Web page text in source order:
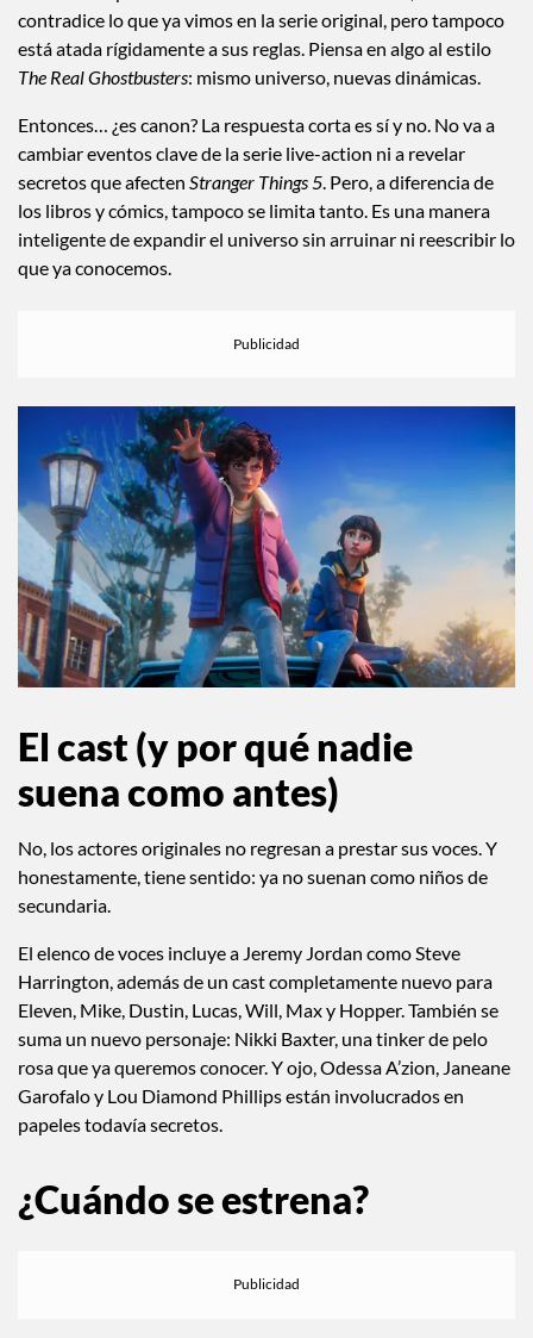
contradice lo que ya vimos en la serie original, pero tampoco
está atada rígidamente a sus reglas. Piensa en algo al estilo
The Real Ghostbusters: mismo universo, nuevas dinámicas.
Entonces… ¿es canon? La respuesta corta es sí y no. No va a
cambiar eventos clave de la serie live-action ni a revelar
secretos que afecten Stranger Things 5. Pero, a diferencia de
los libros y cómics, tampoco se limita tanto. Es una manera
inteligente de expandir el universo sin arruinar ni reescribir lo
que ya conocemos.
El cast (y por qué nadie
suena como antes)
No, los actores originales no regresan a prestar sus voces. Y
honestamente, tiene sentido: ya no suenan como niños de
secundaria.
El elenco de voces incluye a Jeremy Jordan como Steve
Harrington, además de un cast completamente nuevo para
Eleven, Mike, Dustin, Lucas, Will, Max y Hopper. También se
suma un nuevo personaje: Nikki Baxter, una tinker de pelo
rosa que ya queremos conocer. Y ojo, Odessa A’zion, Janeane
Garofalo y Lou Diamond Phillips están involucrados en
papeles todavía secretos.
¿Cuándo se estrena?